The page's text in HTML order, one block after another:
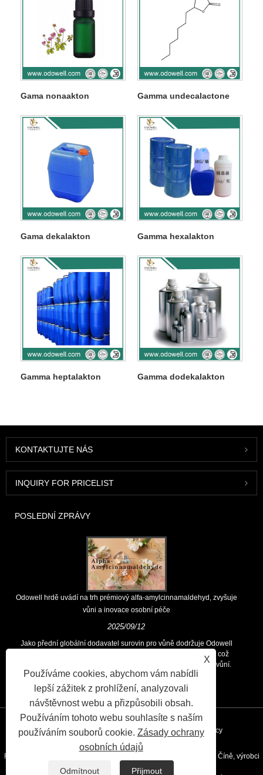
Gama nonaakton Gamma undecalactone
Gama dekalakton Gamma hexalakton
Gamma heptalakton Gamma dodekalakton
KONTAKTUJTE NÁS
INQUIRY FOR PRICELIST
POSLEDNÍ ZPRÁVY
Odowell hrdě uvádí na trh prémiový alfa-amylcinnamaldehyd, zvyšuje
vůni a inovace osobní péče
2025/09/12
Jako přední globální dodavatel surovin pro vůně dodržuje Odowell
hlavní filozofii „zaměřených na inovace zaměřené na kvalitu, což
zákazníkům po celém světě trvale poskytuje vynikající řešení vůní.
Odkazy Sitemap RSS XML Privacy Policy
Right © 2020 Kunshan Odowell CO., Ltd - Chemická vůně aroma v Číně, výrobci
X
Používáme cookies, abychom vám nabídli
lepší zážitek z prohlížení, analyzovali
návštěvnost webu a přizpůsobili obsah.
Používáním tohoto webu souhlasíte s naším
používáním souborů cookie. Zásady ochrany
osobních údajů
Odmítnout Přijmout